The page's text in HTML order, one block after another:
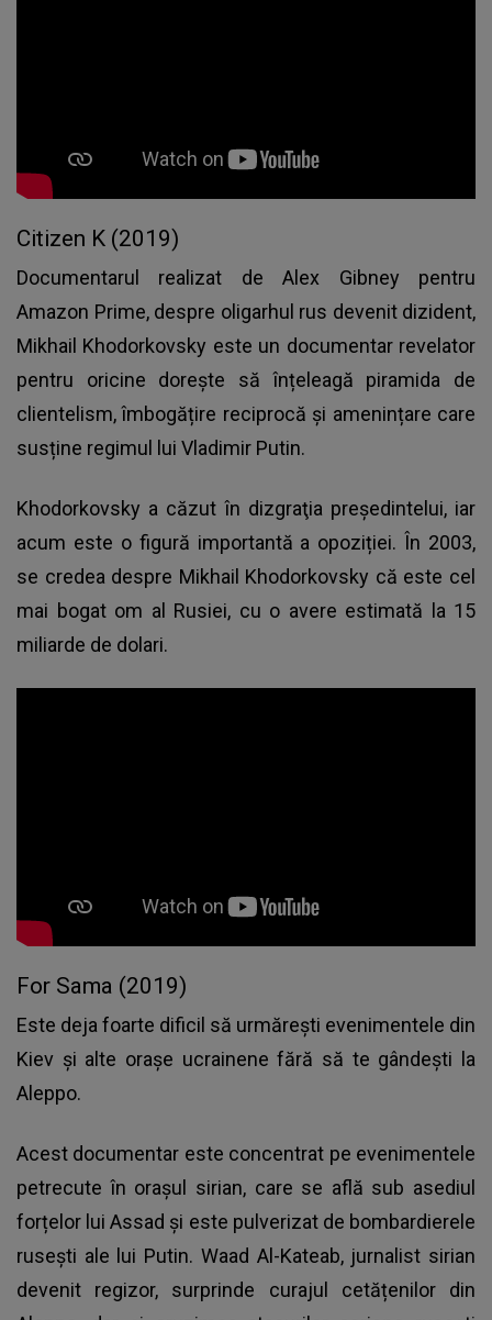
Citizen K (2019)
Documentarul realizat de Alex Gibney pentru
Amazon Prime, despre oligarhul rus devenit dizident,
Mikhail Khodorkovsky este un documentar revelator
pentru oricine dorește să înțeleagă piramida de
clientelism, îmbogățire reciprocă și amenințare care
susține regimul lui Vladimir Putin.
Khodorkovsky a căzut în dizgraţia preşedintelui, iar
acum este o figură importantă a opoziției. În 2003,
se credea despre Mikhail Khodorkovsky că este cel
mai bogat om al Rusiei, cu o avere estimată la 15
miliarde de dolari.
For Sama (2019)
Este deja foarte dificil să urmărești evenimentele din
Kiev și alte orașe ucrainene fără să te gândești la
Aleppo.
Acest documentar este concentrat pe evenimentele
petrecute în orașul sirian, care se află sub asediul
forțelor lui Assad și este pulverizat de bombardierele
rusești ale lui Putin. Waad Al-Kateab, jurnalist sirian
devenit regizor, surprinde curajul cetățenilor din